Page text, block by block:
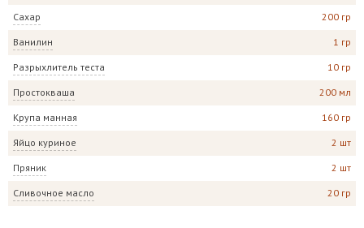
Сахар 200 гр
Ванилин 1 гр
Разрыхлитель теста 10 гр
Простокваша 200 мл
Крупа манная 160 гр
Яйцо куриное 2 шт
Пряник 2 шт
Сливочное масло 20 гр